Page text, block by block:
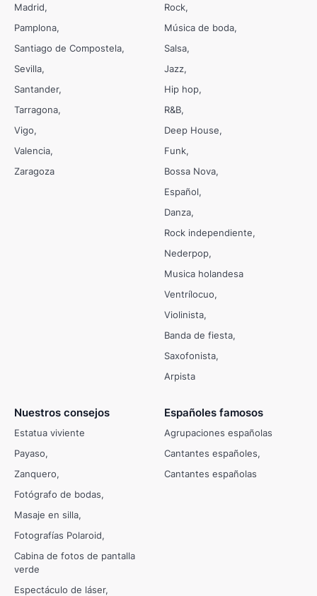
Madrid
Pamplona
Santiago de Compostela
Sevilla
Santander
Tarragona
Vigo
Valencia
Zaragoza
Rock
Música de boda
Salsa
Jazz
Hip hop
R&B
Deep House
Funk
Bossa Nova
Español
Danza
Rock independiente
Nederpop
Musica holandesa
Ventrílocuo
Violinista
Banda de fiesta
Saxofonista
Arpista
Nuestros consejos
Estatua viviente
Payaso
Zanquero
Fotógrafo de bodas
Masaje en silla
Fotografías Polaroid
Cabina de fotos de pantalla
verde
Espectáculo de láser
Españoles famosos
Agrupaciones españolas
Cantantes españoles
Cantantes españolas